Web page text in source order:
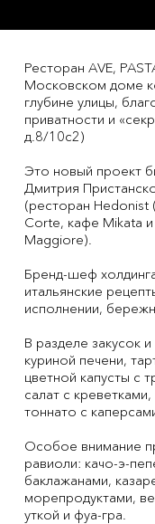
Ресторан AVE,
Московском доме
глубине улицы,
приватности и
д.8/10с2)
Это новый проект
Дмитрия
(ресторан Hedonist
Corte, кафе Mikatа
Maggiore).
Бренд-шеф
итальянские
исполнении,
В разделе закусок
куриной печени,
цветной капусты с
салат с
тоннато с
Особое внимание
равиоли: качо-э-
баклажанами,
морепродуктами,
уткой и фуа-гра.